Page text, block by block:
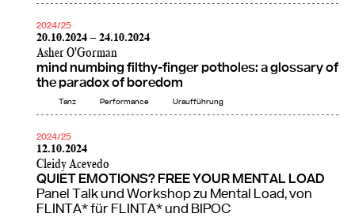
2024/25
20.10.2024 – 24.10.2024
Asher O'Gorman
mind numbing filthy-finger potholes: a glossary of
the paradox of boredom
Tanz Performance Uraufführung
2024/25
12.10.2024
Cleidy Acevedo
QUIET EMOTIONS? FREE YOUR MENTAL LOAD
Panel Talk und Workshop zu Mental Load, von
FLINTA* für FLINTA* und BIPOC